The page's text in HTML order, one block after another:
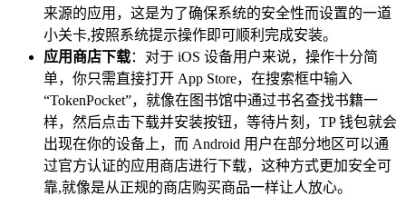
来源的应用，这是为了确保系统的安全性而设置的一道
小关卡,按照系统提示操作即可顺利完成安装。
应用商店下载：对于 iOS 设备用户来说，操作十分简
单，你只需直接打开 App Store，在搜索框中输入
“TokenPocket”，就像在图书馆中通过书名查找书籍一
样，然后点击下载并安装按钮，等待片刻，TP 钱包就会
出现在你的设备上，而 Android 用户在部分地区可以通
过官方认证的应用商店进行下载，这种方式更加安全可
靠,就像是从正规的商店购买商品一样让人放心。